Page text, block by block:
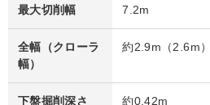
最大切削幅 7.2m
全幅（クローラ
幅）
約2.9m（2.6m）
下盤掘削深さ 約0.42m